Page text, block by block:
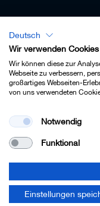
Lexikon -
Impressum
Kontakt
Cookie-
© 2022 Leitz GmbH
Deutsch
Wir verwenden Cookies
Wir können diese zur
Webseite zu verbessern,
großartiges Webseiten-
von uns verwendeten
Notwendig
Funktional
Einstellungen